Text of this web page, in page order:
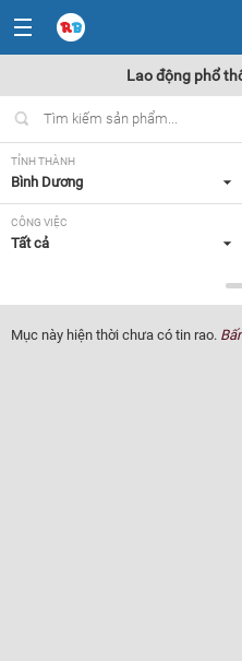
Lao động phổ
TỈNH THÀNH
Bình Dương
CÔNG VIỆC
Tất cả
Tất cả
Mục này hiện thời chưa có tin rao.